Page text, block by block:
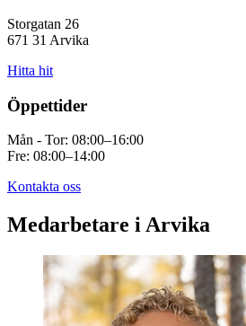
Storgatan 26
671 31 Arvika
Hitta hit
Öppettider
Mån - Tor: 08:00–16:00
Fre: 08:00–14:00
Kontakta oss
Medarbetare i Arvika